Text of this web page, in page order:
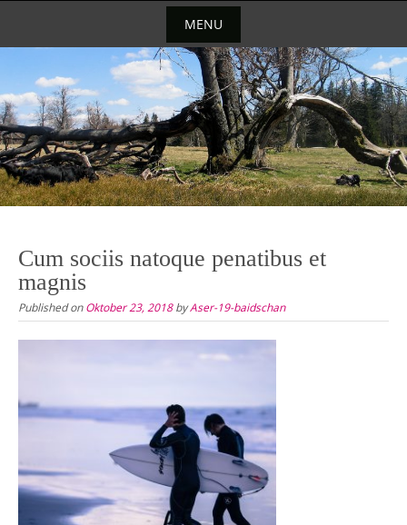
MENU
content
Cum sociis natoque penatibus et
magnis
Published onOktober 23, 2018byAser-19-baidschan